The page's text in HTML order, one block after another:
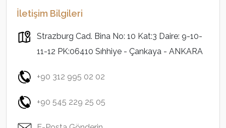
İletişim Bilgileri
Strazburg Cad. Bina No: 10 Kat:3 Daire: 9-10-
11-12 PK:06410 Sıhhiye - Çankaya - ANKARA
+90 312 995 02 02
+90 545 229 25 05